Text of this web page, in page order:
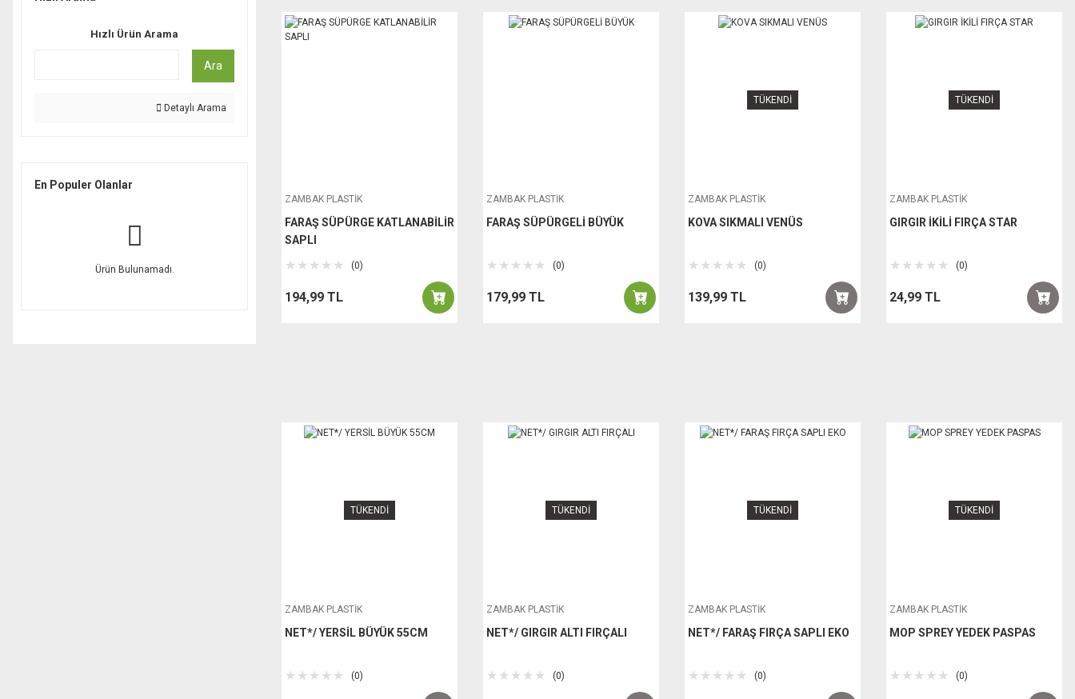
Hızlı Ürün Arama
Ara
Detaylı Arama
En Populer Olanlar
Ürün Bulunamadı.
ZAMBAK PLASTİK
FARAŞ SÜPÜRGE KATLANABİLİR
SAPLI
(0)
194,99 TL
ZAMBAK PLASTİK
FARAŞ SÜPÜRGELİ BÜYÜK
(0)
179,99 TL
TÜKENDİ
ZAMBAK PLASTİK
KOVA SIKMALI VENÜS
(0)
139,99 TL
TÜKENDİ
ZAMBAK PLASTİK
GIRGIR İKİLİ FIRÇA STAR
(0)
24,99 TL
TÜKENDİ
ZAMBAK PLASTİK
NET*/ YERSİL BÜYÜK 55CM
(0)
TÜKENDİ
ZAMBAK PLASTİK
NET*/ GIRGIR ALTI FIRÇALI
(0)
TÜKENDİ
ZAMBAK PLASTİK
NET*/ FARAŞ FIRÇA SAPLI EKO
(0)
TÜKENDİ
ZAMBAK PLASTİK
MOP SPREY YEDEK PASPAS
(0)